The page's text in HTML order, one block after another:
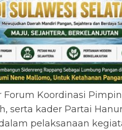
Koordinasi
serta kader Partai
pelaksanaan